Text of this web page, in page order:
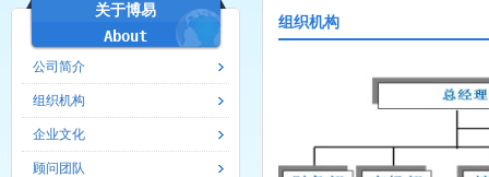
组织机构
关于博易
About
公司简介
组织机构
企业文化
顾问团队